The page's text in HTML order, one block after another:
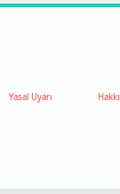
Yasal Uyarı